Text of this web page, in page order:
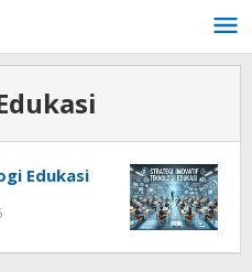
Edukasi
Techhardsoft